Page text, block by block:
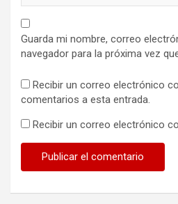
Guarda mi nombre, correo
navegador para la próxima vez
Recibir un correo electrónico
comentarios a esta entrada.
Recibir un correo electrónico